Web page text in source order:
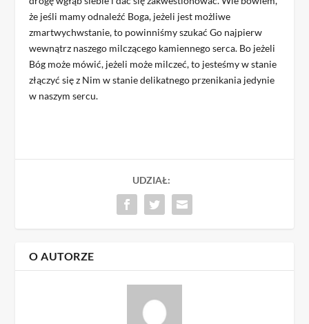
że jeśli mamy odnaleźć Boga, jeżeli jest możliwe
zmartwychwstanie, to powinniśmy szukać Go najpierw
wewnątrz naszego milczącego kamiennego serca. Bo jeżeli
Bóg może mówić, jeżeli może milczeć, to jesteśmy w stanie
złączyć się z Nim w stanie delikatnego przenikania jedynie
w naszym sercu.
UDZIAŁ:
O AUTORZE